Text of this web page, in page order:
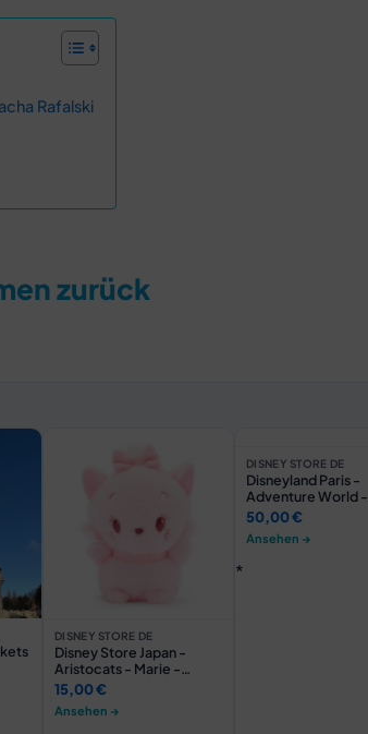
Rafalski
zurück
DISNEY STORE DE
Disney Store Japan -
Aristocats - Marie -
Urupocha-Chan Sakura
Plush Kollektion - Kleines
Kuscheltier - 11 cm
15,00 €
Ansehen →
DISNEY STORE DE
Disneyland Paris -
Adventure World -
Sweatshirt für
Erwachsene
50,00 €
Ansehen →